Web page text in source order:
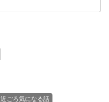
近ごろ気になる話